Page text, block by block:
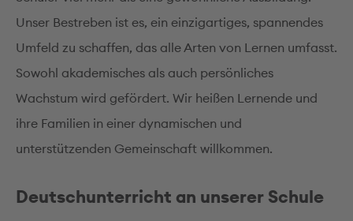
Unser Bestreben ist es, ein einzigartiges, spannendes
Umfeld zu schaffen, das alle Arten von Lernen umfasst.
Sowohl akademisches als auch persönliches
Wachstum wird gefördert. Wir heißen Lernende und
ihre Familien in einer dynamischen und
unterstützenden Gemeinschaft willkommen.
Deutschunterricht an unserer Schule